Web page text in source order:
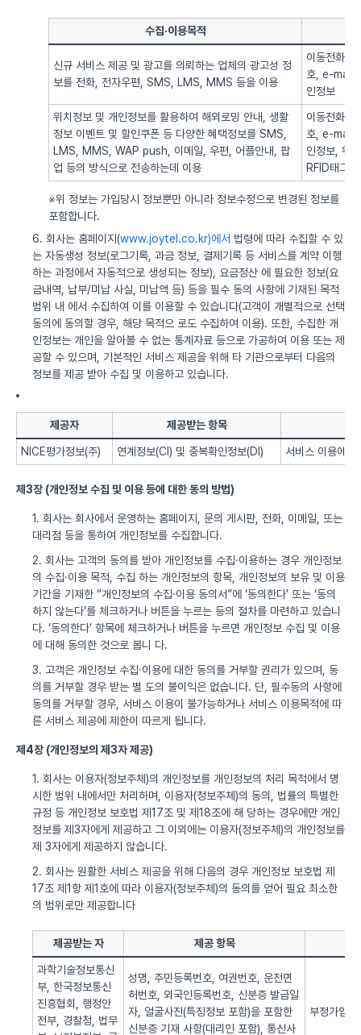
수집·이용목적
신규 서비스 제공 및 광고를 의뢰하는 업체의 광고성 정
보를 전화, 전자우편, SMS, LMS, MMS 등을 이용
이동전화번
호, e-mail,
인정보
위치정보 및 개인정보를 활용하여 해외로밍 안내, 생활
정보 이벤트 및 할인쿠폰 등 다양한 혜택정보를 SMS,
LMS, MMS, WAP push, 이메일, 우편, 어플안내, 팝
업 등의 방식으로 전송하는데 이용
이동전화번
호, e-mail,
인정보, 위
RFID태그
※위 정보는 가입당시 정보뿐만 아니라 정보수정으로 변경된 정보를
포함합니다.
6. 회사는 홈페이지(www.joytel.co.kr)에서 법령에 따라 수집할 수 있
는 자동생성 정보(로그기록, 과금 정보, 결제기록 등 서비스를 계약 이행
하는 과정에서 자동적으로 생성되는 정보), 요금정산 에 필요한 정보(요
금내역, 납부/미납 사실, 미납액 등) 등을 필수 동의 사항에 기재된 목적
범위 내 에서 수집하여 이를 이용할 수 있습니다(고객이 개별적으로 선택
동의에 동의할 경우, 해당 목적으 로도 수집하여 이용). 또한, 수집한 개
인정보는 개인을 알아볼 수 없는 통계자료 등으로 가공하여 이용 또는 제
공할 수 있으며, 기본적인 서비스 제공을 위해 타 기관으로부터 다음의
정보를 제공 받아 수집 및 이용하고 있습니다.
제공자 제공받는 항목
NICE평가정보(주) 연계정보(CI) 및 중복확인정보(DI) 서비스 이용에
제3장 (개인정보 수집 및 이용 등에 대한 동의 방법)
1. 회사는 회사에서 운영하는 홈페이지, 문의 게시판, 전화, 이메일, 또는
대리점 등을 통하여 개인정보를 수집합니다.
2. 회사는 고객의 동의를 받아 개인정보를 수집·이용하는 경우 개인정보
의 수집·이용 목적, 수집 하는 개인정보의 항목, 개인정보의 보유 및 이용
기간을 기재한 “개인정보의 수집·이용 동의서”에 ‘동의한다’ 또는 ‘동의
하지 않는다’를 체크하거나 버튼을 누르는 등의 절차를 마련하고 있습니
다. ‘동의한다’ 항목에 체크하거나 버튼을 누르면 개인정보 수집 및 이용
에 대해 동의한 것으로 봅니 다.
3. 고객은 개인정보 수집·이용에 대한 동의를 거부할 권리가 있으며, 동
의를 거부할 경우 받는 별 도의 불이익은 없습니다. 단, 필수동의 사항에
동의를 거부할 경우, 서비스 이용이 불가능하거나 서비스 이용목적에 따
른 서비스 제공에 제한이 따르게 됩니다.
제4장 (개인정보의 제3자 제공)
1. 회사는 이용자(정보주체)의 개인정보를 개인정보의 처리 목적에서 명
시한 범위 내에서만 처리하며, 이용자(정보주체)의 동의, 법률의 특별한
규정 등 개인정보 보호법 제17조 및 제18조에 해 당하는 경우에만 개인
정보를 제3자에게 제공하고 그 이외에는 이용자(정보주체)의 개인정보를
제 3자에게 제공하지 않습니다.
2. 회사는 원활한 서비스 제공을 위해 다음의 경우 개인정보 보호법 제
17조 제1항 제1호에 따라 이용자(정보주체)의 동의를 얻어 필요 최소한
의 범위로만 제공합니다
제공받는 자 제공 항목
과학기술정보통신
부, 한국정보통신
진흥협회, 행정안
전부, 경찰청, 법무
성명, 주민등록번호, 여권번호, 운전면
허번호, 외국인등록번호, 신분증 발급일
자, 얼굴사진(특징정보 포함)을 포함한
신분증 기재 사항(대리인 포함), 통신사
부정가입